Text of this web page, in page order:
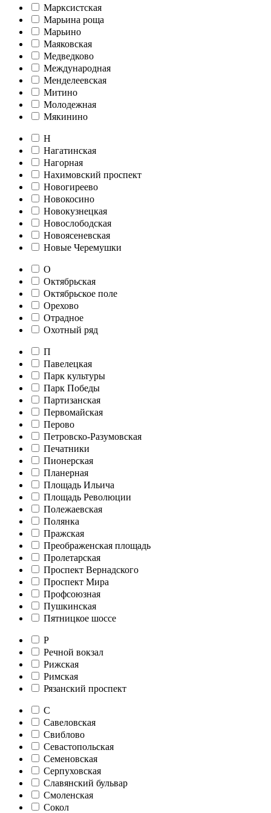
Марксистская
Марьина роща
Марьино
Маяковская
Медведково
Международная
Менделеевская
Митино
Молодежная
Мякинино
Н
Нагатинская
Нагорная
Нахимовский проспект
Новогиреево
Новокосино
Новокузнецкая
Новослободская
Новоясеневская
Новые Черемушки
О
Октябрьская
Октябрьское поле
Орехово
Отрадное
Охотный ряд
П
Павелецкая
Парк культуры
Парк Победы
Партизанская
Первомайская
Перово
Петровско-Разумовская
Печатники
Пионерская
Планерная
Площадь Ильича
Площадь Революции
Полежаевская
Полянка
Пражская
Преображенская площадь
Пролетарская
Проспект Вернадского
Проспект Мира
Профсоюзная
Пушкинская
Пятницкое шоссе
Р
Речной вокзал
Рижская
Римская
Рязанский проспект
С
Савеловская
Свиблово
Севастопольская
Семеновская
Серпуховская
Славянский бульвар
Смоленская
Сокол